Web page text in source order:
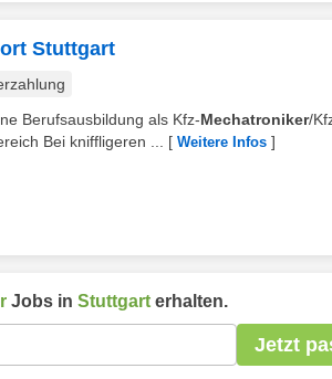
Stuttgart
Berufsausbildung als Kfz-Mechatroniker/
Bei kniffligeren ...
[ Weitere Infos ]
Jobs in Stuttgart erhalten.
Jetzt